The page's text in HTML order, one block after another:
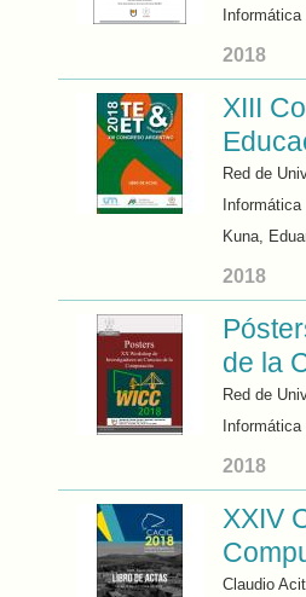
Informática
2018
XIII
Red de
Kuna,
2018
de la
Red de
2018
XXIV
Claudio